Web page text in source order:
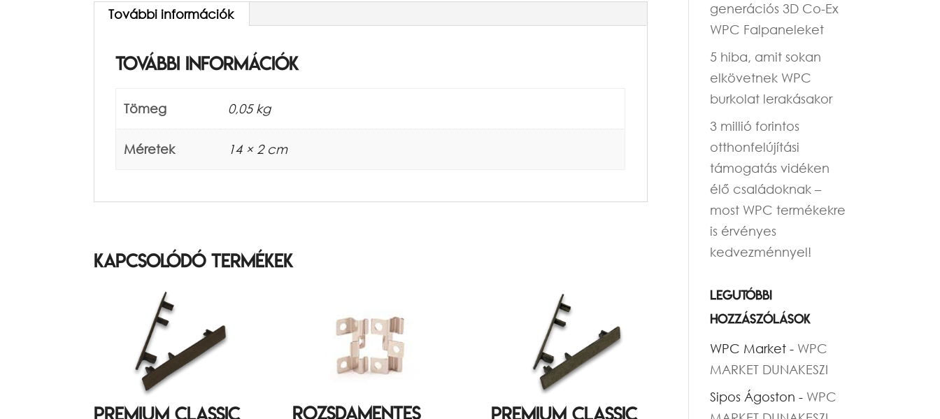
További információk
További információk
Tömeg 0,05 kg
Méretek 14 × 2 cm
Kapcsolódó termékek
Premium Classic
Rozsdamentes
Premium Classic
generációs 3D Co-Ex
WPC Falpaneleket
5 hiba, amit sokan
elkövetnek WPC
burkolat lerakásakor
3 millió forintos
otthonfelújítási
támogatás vidéken
élő családoknak –
most WPC termékekre
is érvényes
kedvezménnyel!
Legutóbbi
hozzászólások
WPC Market - WPC
MARKET DUNAKESZI
Sipos Ágoston - WPC